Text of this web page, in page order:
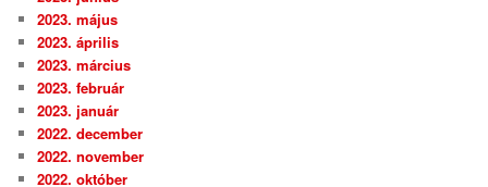
2023. május
2023. április
2023. március
2023. február
2023. január
2022. december
2022. november
2022. október